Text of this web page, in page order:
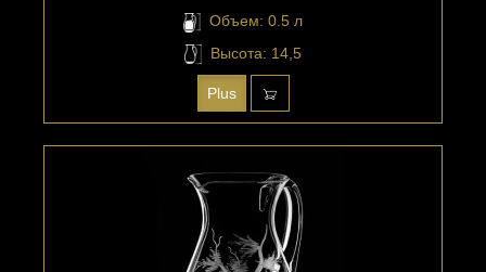
Объем: 0.5 л
Высота: 14,5
Plus